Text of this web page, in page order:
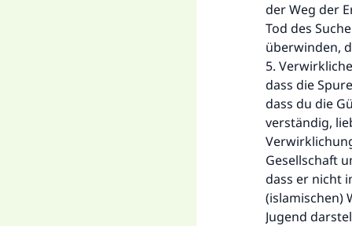
der Weg der
Tod des
überwinden,
5.
dass die
dass du die
verständig,
Gesellschaft
dass er nicht
(islamischen)
Jugend